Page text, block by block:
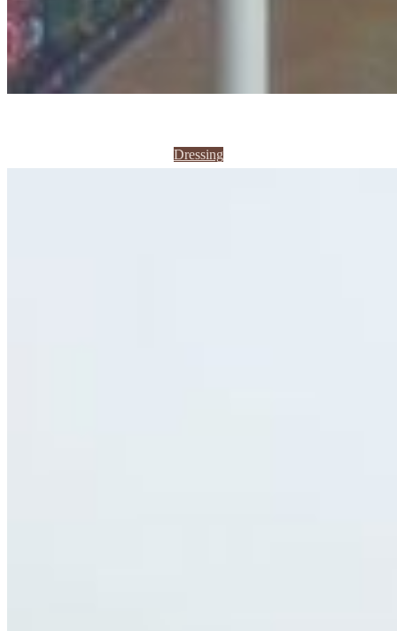
Dressing